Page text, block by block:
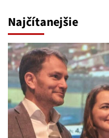
Najčítanejšie